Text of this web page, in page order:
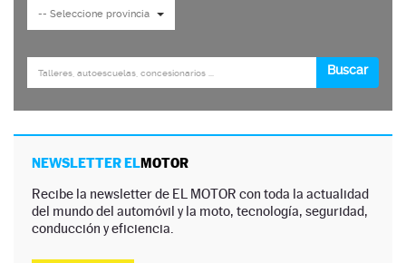
NEWSLETTER ELMOTOR
Recibe la newsletter de EL MOTOR con toda la actualidad
del mundo del automóvil y la moto, tecnología, seguridad,
conducción y eficiencia.